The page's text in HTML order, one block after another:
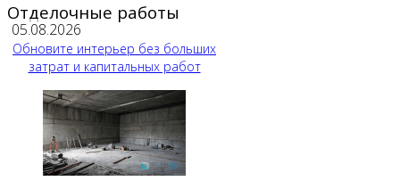
Отделочные работы
05.08.2026
Обновите интерьер без больших
затрат и капитальных работ